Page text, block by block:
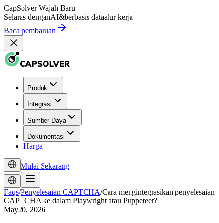
CapSolver Wajah Baru
Selaras denganAI&berbasis dataalur kerja
Baca pembaruan
Produk
Integrasi
Sumber Daya
Dokumentasi
Harga
Mulai Sekarang
Faqs/Penyelesaian CAPTCHA/Cara mengintegrasikan penyelesaian
CAPTCHA ke dalam Playwright atau Puppeteer?
May20, 2026